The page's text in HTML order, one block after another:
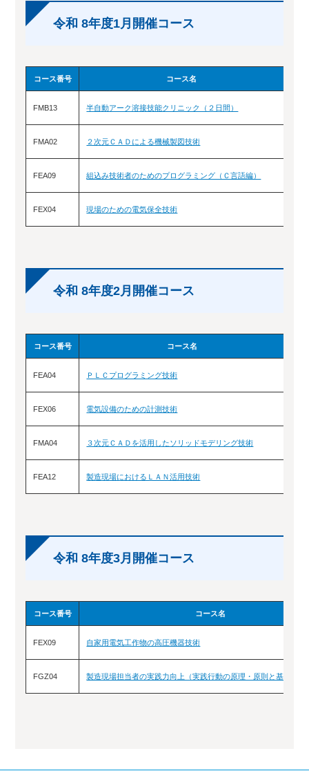
令和 8年度1月開催コース
コース番号 コース名
FMB13 半自動アーク溶接技能クリニック（２日間）
FMA02 ２次元ＣＡＤによる機械製図技術
FEA09 組込み技術者のためのプログラミング（Ｃ言語編）
FEX04 現場のための電気保全技術
令和 8年度2月開催コース
コース番号 コース名
FEA04 ＰＬＣプログラミング技術
FEX06 電気設備のための計測技術
FMA04 ３次元ＣＡＤを活用したソリッドモデリング技術
FEA12 製造現場におけるＬＡＮ活用技術
令和 8年度3月開催コース
コース番号 コース名
FEX09 自家用電気工作物の高圧機器技術
FGZ04 製造現場担当者の実践力向上（実践行動の原理・原則と基本行動